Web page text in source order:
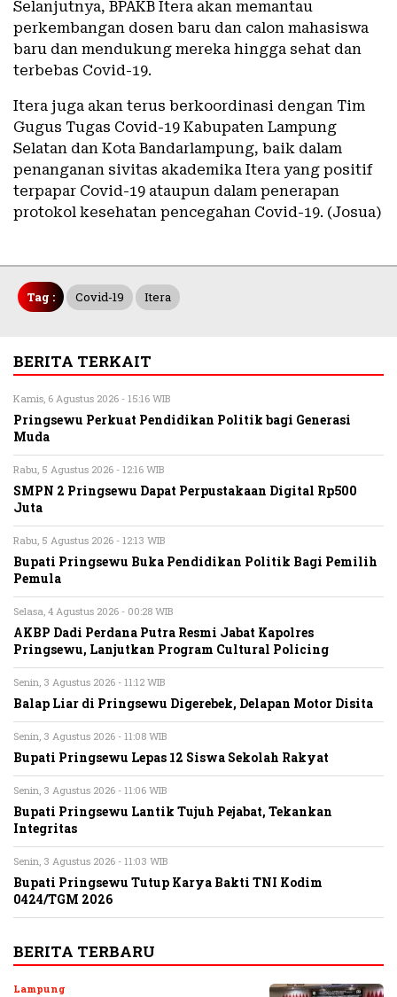
Selanjutnya, BPAKB Itera akan memantau
perkembangan dosen baru dan calon mahasiswa
baru dan mendukung mereka hingga sehat dan
terbebas Covid-19.
Itera juga akan terus berkoordinasi dengan Tim
Gugus Tugas Covid-19 Kabupaten Lampung
Selatan dan Kota Bandarlampung, baik dalam
penanganan sivitas akademika Itera yang positif
terpapar Covid-19 ataupun dalam penerapan
protokol kesehatan pencegahan Covid-19. (Josua)
Tag : Covid-19 Itera
BERITA TERKAIT
Kamis, 6 Agustus 2026 - 15:16 WIB
Pringsewu Perkuat Pendidikan Politik bagi Generasi
Muda
Rabu, 5 Agustus 2026 - 12:16 WIB
SMPN 2 Pringsewu Dapat Perpustakaan Digital Rp500
Juta
Rabu, 5 Agustus 2026 - 12:13 WIB
Bupati Pringsewu Buka Pendidikan Politik Bagi Pemilih
Pemula
Selasa, 4 Agustus 2026 - 00:28 WIB
AKBP Dadi Perdana Putra Resmi Jabat Kapolres
Pringsewu, Lanjutkan Program Cultural Policing
Senin, 3 Agustus 2026 - 11:12 WIB
Balap Liar di Pringsewu Digerebek, Delapan Motor Disita
Senin, 3 Agustus 2026 - 11:08 WIB
Bupati Pringsewu Lepas 12 Siswa Sekolah Rakyat
Senin, 3 Agustus 2026 - 11:06 WIB
Bupati Pringsewu Lantik Tujuh Pejabat, Tekankan
Integritas
Senin, 3 Agustus 2026 - 11:03 WIB
Bupati Pringsewu Tutup Karya Bakti TNI Kodim
0424/TGM 2026
BERITA TERBARU
Lampung